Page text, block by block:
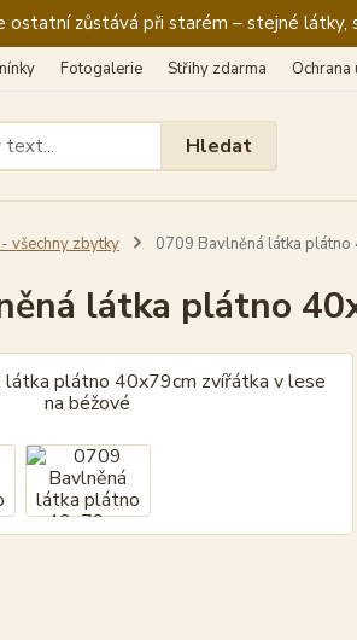
ostatní zůstává při starém – stejné látky,
Fotogalerie Střihy zdarma Ochrana
Hledat
všechny zbytky 0709 Bavlněná látka
látka plátno